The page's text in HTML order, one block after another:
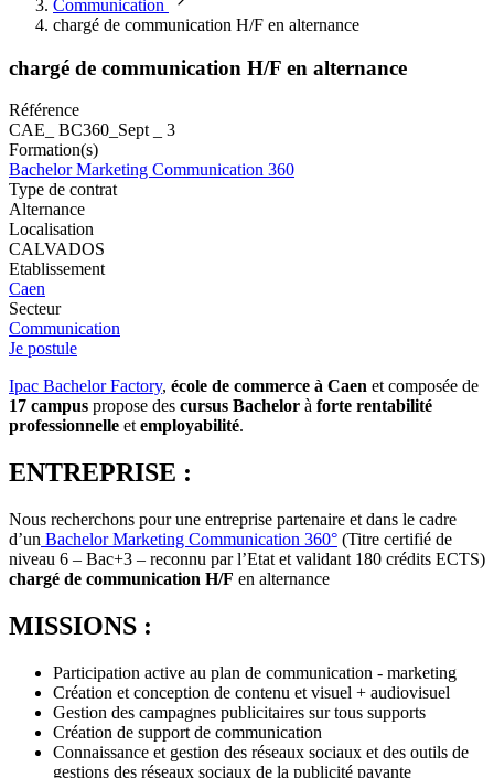
Communication
chargé de communication H/F en alternance
chargé de communication H/F en alternance
Référence
CAE_ BC360_Sept _ 3
Formation(s)
Bachelor Marketing Communication 360
Type de contrat
Alternance
Localisation
CALVADOS
Etablissement
Caen
Secteur
Communication
Je postule
Ipac Bachelor Factory, école de commerce à Caen et composée de
17 campus propose des cursus Bachelor à forte rentabilité
professionnelle etemployabilité.
ENTREPRISE :
Nous recherchons pour une entreprise partenaire et dans le cadre
d’un Bachelor Marketing Communication 360° (Titre certifié de
niveau 6 – Bac+3 – reconnu par l’Etat et validant 180 crédits ECTS)
chargé de communication H/F en alternance
MISSIONS :
Participation active au plan de communication - marketing
Création et conception de contenu et visuel + audiovisuel
Gestion des campagnes publicitaires sur tous supports
Création de support de communication
Connaissance et gestion des réseaux sociaux et des outils de
gestions des réseaux sociaux de la publicité payante